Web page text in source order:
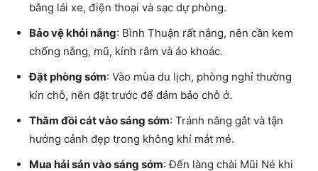
bằng lái xe, điện thoại và sạc dự phòng.
Bảo vệ khỏi nắng: Bình Thuận rất nắng, nên cần kem
chống nắng, mũ, kính râm và áo khoác.
Đặt phòng sớm: Vào mùa du lịch, phòng nghỉ thường
kín chỗ, nên đặt trước để đảm bảo chỗ ở.
Thăm đồi cát vào sáng sớm: Tránh nắng gắt và tận
hưởng cảnh đẹp trong không khí mát mẻ.
Mua hải sản vào sáng sớm: Đến làng chài Mũi Né khi